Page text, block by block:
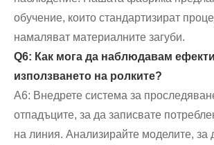
обучение, които стандартизират
намаляват материалните загуби.
Q6: Как мога да наблюдавам
използването на ролките?
A6: Внедрете система за
отпадъците, за да записвате
на линия. Анализирайте моделите, за